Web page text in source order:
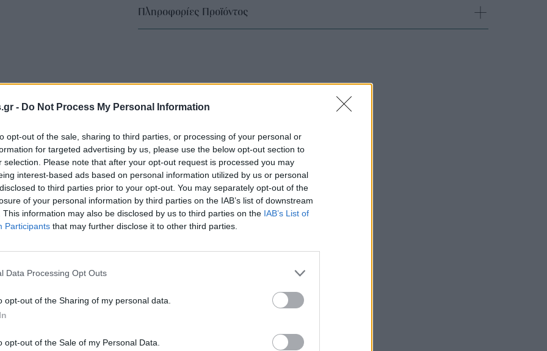
- Do Not Process My Personal Information
opt-out of the sale, sharing to third parties, or processing of your personal or
for targeted advertising by us, please use the below opt-out section to
selection. Please note that after your opt-out request is processed you may
interest-based ads based on personal information utilized by us or personal
to third parties prior to your opt-out. You may separately opt-out of the
of your personal information by third parties on the IAB’s list of downstream
This information may also be disclosed by us to third parties on the IAB’s List of
Participants that may further disclose it to other third parties.
Data Processing Opt Outs
opt-out of the Sharing of my personal data.
opt-out of the Sale of my Personal Data.
Πληροφορίες Προϊόντος